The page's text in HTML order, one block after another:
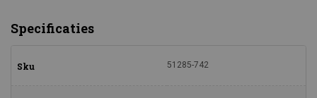
Specificaties
Sku 51285-742